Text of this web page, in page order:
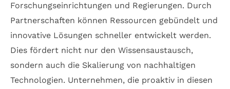
Forschungseinrichtungen und Regierungen. Durch
Partnerschaften können Ressourcen gebündelt und
innovative Lösungen schneller entwickelt werden.
Dies fördert nicht nur den Wissensaustausch,
sondern auch die Skalierung von nachhaltigen
Technologien. Unternehmen, die proaktiv in diesen